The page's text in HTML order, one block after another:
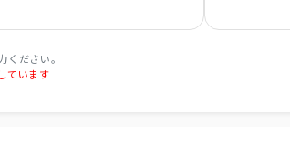
ください。
ています